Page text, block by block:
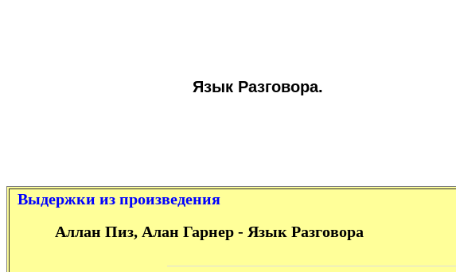
Язык Разговора.
Выдержки из произведения
Аллан Пиз, Алан Гарнер - Язык Разговора